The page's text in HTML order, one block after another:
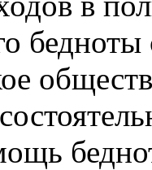
бедноты